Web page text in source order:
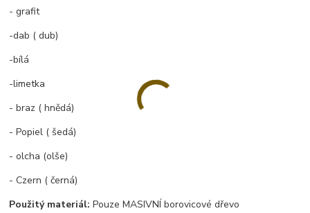
- grafit
-dab ( dub)
-bílá
-limetka
- braz ( hnědá)
- Popiel ( šedá)
- olcha (olše)
- Czern ( černá)
Použitý materiál: Pouze MASIVNÍ borovicové dřevo